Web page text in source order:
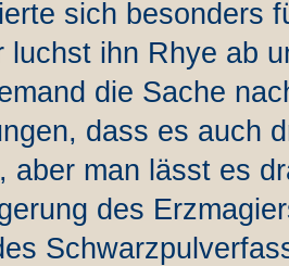
sich besonders
luchst ihn Rhye ab
die Sache
dass es auch
aber man lässt es
des